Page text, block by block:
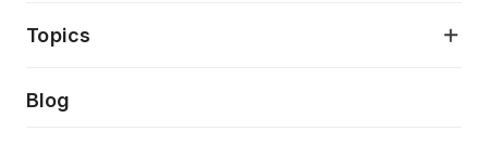
モダナイゼーション
デザインシステム構築支援
当社が目指しているもの
Topics
Press release
Blog